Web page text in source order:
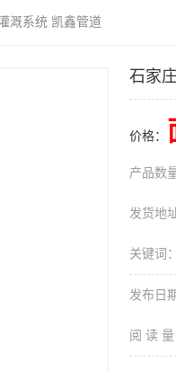
溉系统 凯鑫管道
石家
价格：
产品数
发货地
关键词：
发布日
阅 读 量